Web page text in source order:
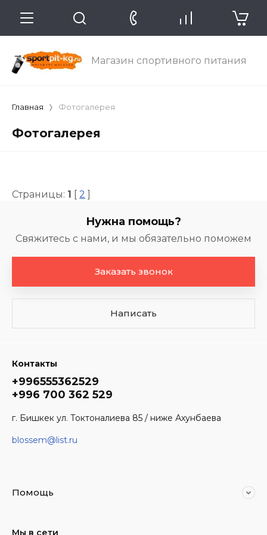
Магазин спортивного питания
Главная Фотогалерея
Фотогалерея
Страницы: 1 [ 2 ]
Нужна помощь?
Свяжитесь с нами, и мы обязательно поможем
Заказать звонок
Написать
Контакты
+996555362529
+996 700 362 529
г. Бишкек ул. Токтоналиева 85 / ниже Ахунбаева
blossem@list.ru
Помощь
Мы в сети